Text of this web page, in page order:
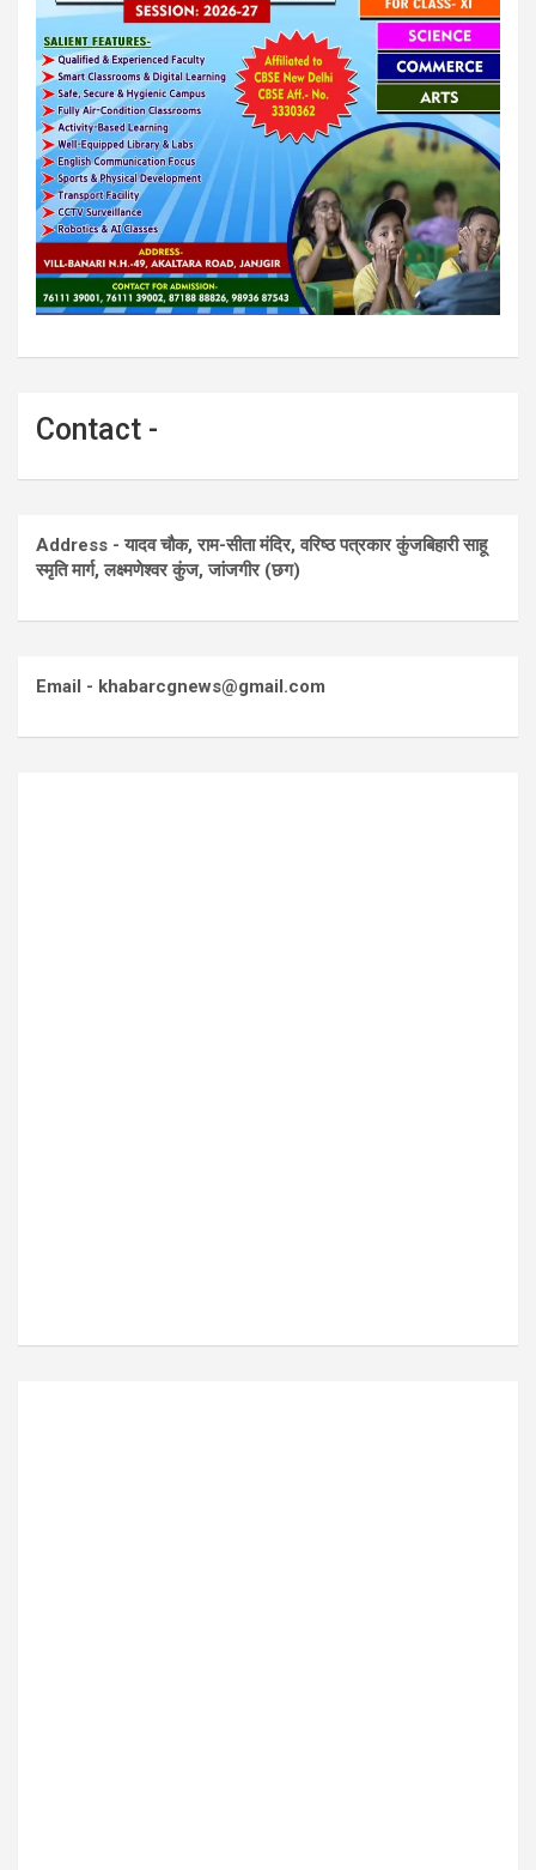
Contact -
Address - यादव चौक, राम-सीता मंदिर, वरिष्ठ पत्रकार कुंजबिहारी साहू
स्मृति मार्ग, लक्ष्मणेश्वर कुंज, जांजगीर (छग)
Email - khabarcgnews@gmail.com